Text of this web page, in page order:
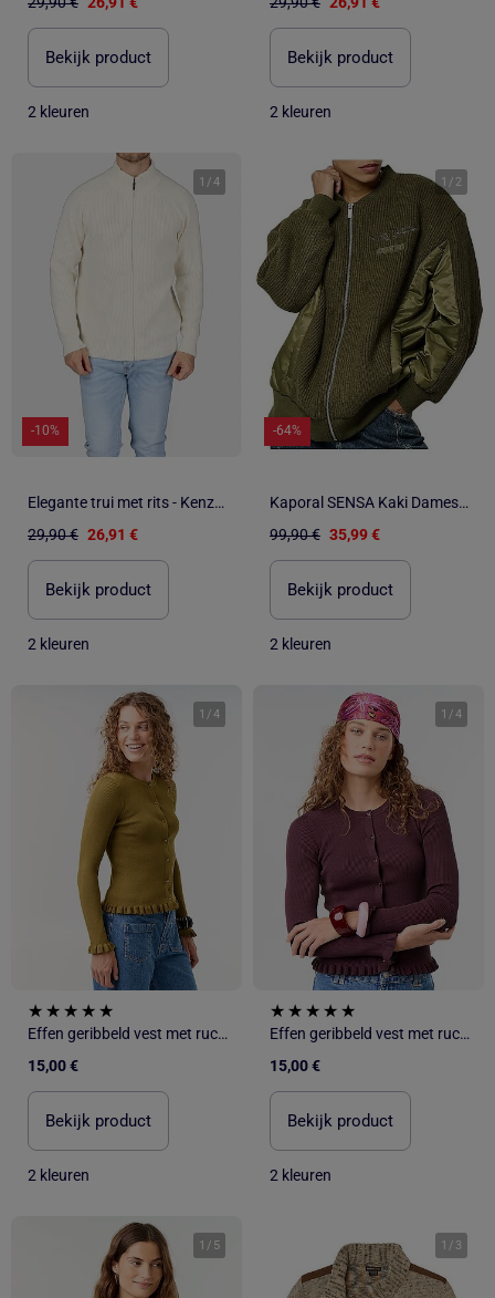
Bekijk product
2 kleuren
Bekijk product
2 kleuren
1 /4
-10%
Elegante trui met rits - Kenzarro
29,90 € 26,91 €
Bekijk product
2 kleuren
1 / 2
-64%
Kaporal SENSA Kaki Damesvest met Rits
99,90 € 35,99 €
Bekijk product
2 kleuren
1 /4
Effen geribbeld vest met ruchesafwerkingen
15,00 €
Bekijk product
2 kleuren
1 /4
Effen geribbeld vest met ruchesafwerkingen
15,00 €
Bekijk product
2 kleuren
1 / 5 1 / 3